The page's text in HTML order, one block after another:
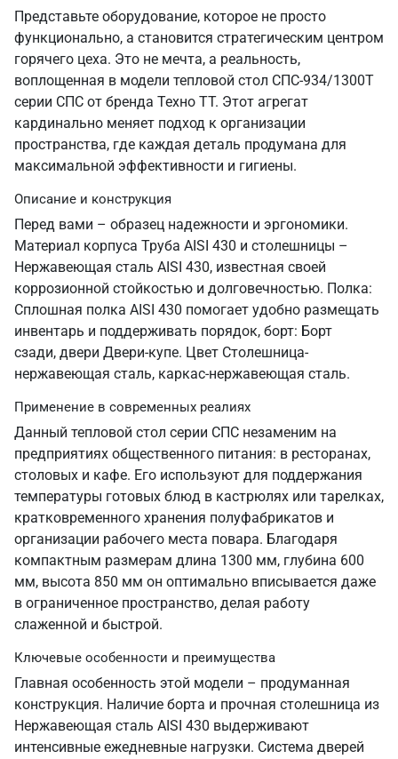
Представьте оборудование, которое не просто
функционально, а становится стратегическим центром
горячего цеха. Это не мечта, а реальность,
воплощенная в модели тепловой стол СПС-934/1300Т
серии СПС от бренда Техно ТТ. Этот агрегат
кардинально меняет подход к организации
пространства, где каждая деталь продумана для
максимальной эффективности и гигиены.
Описание и конструкция
Перед вами – образец надежности и эргономики.
Материал корпуса Труба AISI 430 и столешницы –
Нержавеющая сталь AISI 430, известная своей
коррозионной стойкостью и долговечностью. Полка:
Сплошная полка AISI 430 помогает удобно размещать
инвентарь и поддерживать порядок, борт: Борт
сзади, двери Двери-купе. Цвет Столешница-
нержавеющая сталь, каркас-нержавеющая сталь.
Применение в современных реалиях
Данный тепловой стол серии СПС незаменим на
предприятиях общественного питания: в ресторанах,
столовых и кафе. Его используют для поддержания
температуры готовых блюд в кастрюлях или тарелках,
кратковременного хранения полуфабрикатов и
организации рабочего места повара. Благодаря
компактным размерам длина 1300 мм, глубина 600
мм, высота 850 мм он оптимально вписывается даже
в ограниченное пространство, делая работу
слаженной и быстрой.
Ключевые особенности и преимущества
Главная особенность этой модели – продуманная
конструкция. Наличие борта и прочная столешница из
Нержавеющая сталь AISI 430 выдерживают
интенсивные ежедневные нагрузки. Система дверей